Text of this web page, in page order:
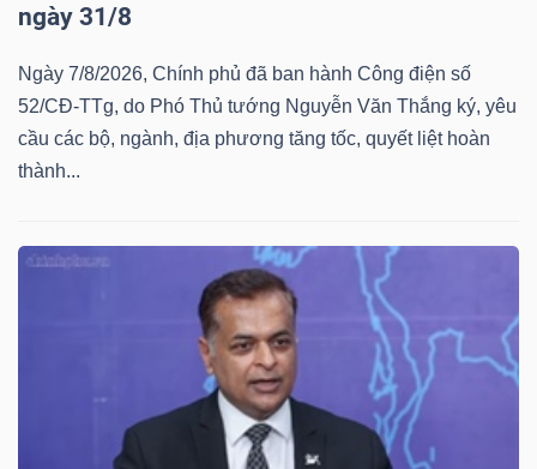
ngày 31/8
Ngày 7/8/2026, Chính phủ đã ban hành Công điện số
52/CĐ-TTg, do Phó Thủ tướng Nguyễn Văn Thắng ký, yêu
cầu các bộ, ngành, địa phương tăng tốc, quyết liệt hoàn
thành...